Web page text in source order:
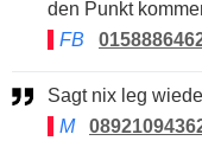
den Punkt
FB
Sagt nix leg
M